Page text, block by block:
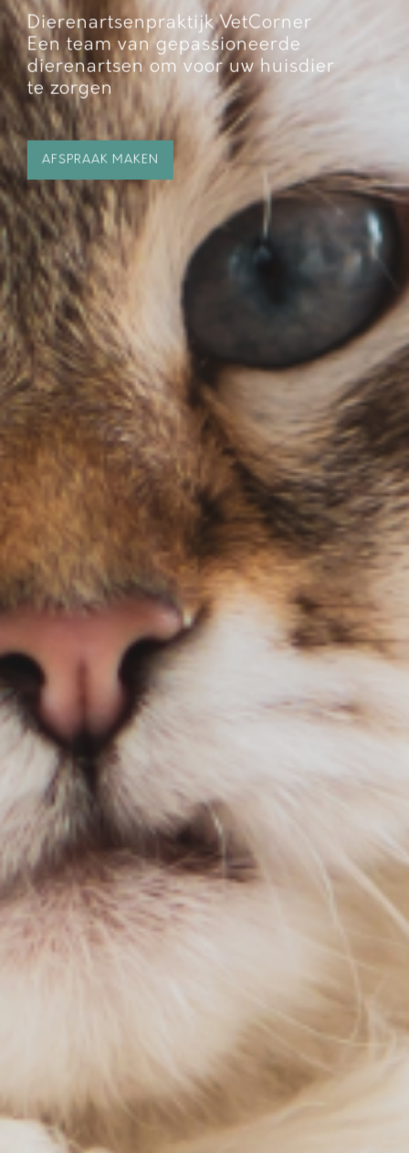
Dierenartsenpraktijk VetCorner
Een team van gepassioneerde
dierenartsen om voor uw huisdier
te zorgen
AFSPRAAK MAKEN